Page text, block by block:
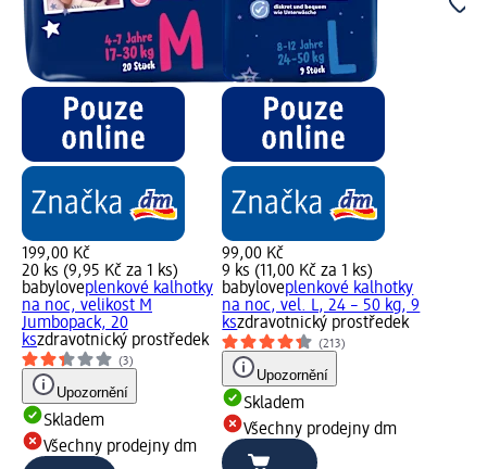
199,00 Kč
20 ks (9,95 Kč za 1 ks)
babyloveplenkové kalhotky
na noc, velikost M
Jumbopack, 20
kszdravotnický prostředek
(3)
Upozornění
Skladem
Všechny prodejny dm
99,00 Kč
9 ks (11,00 Kč za 1 ks)
babyloveplenkové kalhotky
na noc, vel. L, 24 – 50 kg, 9
kszdravotnický prostředek
(213)
Upozornění
Skladem
Všechny prodejny dm